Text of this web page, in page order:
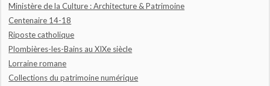
Ministère de la Culture : Architecture & Patrimoine
Centenaire 14-18
Riposte catholique
Plombières-les-Bains au XIXe siècle
Lorraine romane
Collections du patrimoine numérique